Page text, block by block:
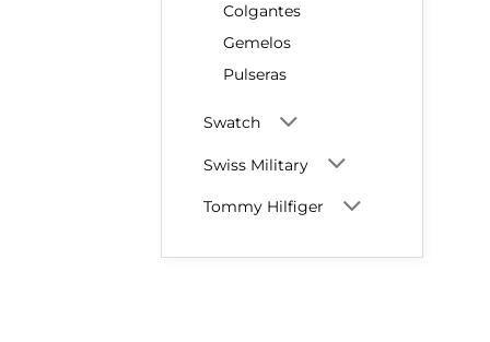
Colgantes
Gemelos
Pulseras
Swatch
Swiss Military
Tommy Hilfiger